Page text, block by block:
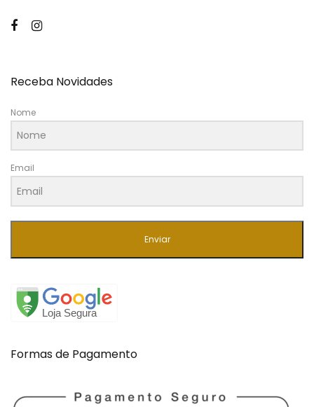
Receba Novidades
Nome
Email
Enviar
Formas de Pagamento